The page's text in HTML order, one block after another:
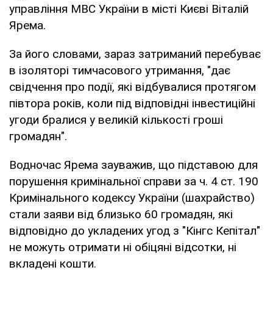
управління МВС України в місті Києві Віталій
Ярема.
За його словами, зараз затриманий перебуває
в ізоляторі тимчасового утримання, "дає
свідчення про події, які відбувалися протягом
півтора років, коли під відповідні інвестиційні
угоди бралися у великій кількості гроші
громадян".
Водночас Ярема зауважив, що підставою для
порушення кримінальної справи за ч. 4 ст. 190
Кримінального кодексу України (шахрайство)
стали заяви від близько 60 громадян, які
відповідно до укладених угод з "Кінгс Кепітал"
не можуть отримати ні обіцяні відсотки, ні
вкладені кошти.